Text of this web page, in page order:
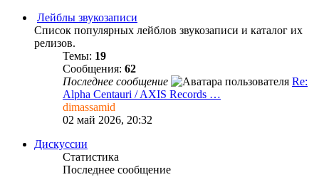
Лейблы звукозаписи
Список популярных лейблов звукозаписи и каталог их
релизов.
Темы: 19
Сообщения: 62
Последнее сообщение
Re:
Alpha Centauri / AXIS Records …
dimassamid
02 май 2026, 20:32
Дискуссии
Статистика
Последнее сообщение